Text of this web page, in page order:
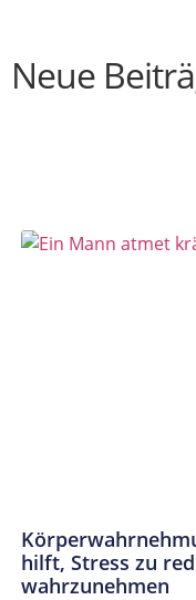
Neue
hilft, Stress zu
wahrzunehmen